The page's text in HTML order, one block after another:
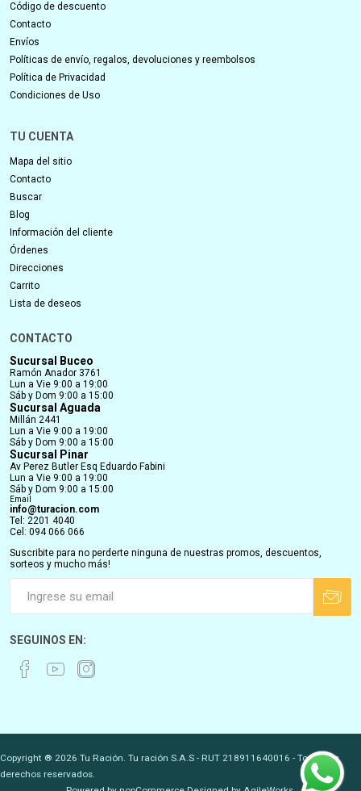
Código de descuento
Contacto
Envíos
Políticas de envío, regalos, devoluciones y reembolsos
Política de Privacidad
Condiciones de Uso
TU CUENTA
Mapa del sitio
Contacto
Buscar
Blog
Información del cliente
Órdenes
Direcciones
Carrito
Lista de deseos
CONTACTO
Sucursal Buceo
Ramón Anador 3761
Lun a Vie 9:00 a 19:00
Sáb y Dom 9:00 a 15:00
Sucursal Aguada
Millán 2441
Lun a Vie 9:00 a 19:00
Sáb y Dom 9:00 a 15:00
Sucursal Pinar
Av Perez Butler Esq Eduardo Fabini
Lun a Vie 9:00 a 19:00
Sáb y Dom 9:00 a 15:00
Email
info@turacion.com
Tel: 2201 4040
Cel: 094 066 066
Suscribite para no perderte ninguna de nuestras promos, descuentos,
sorteos y mucho más!
SEGUINOS EN:
Copyright ® 2026 Tu Ración. Tu ración S.A.S - RUT 218911640016 - Todos los
derechos reservados.